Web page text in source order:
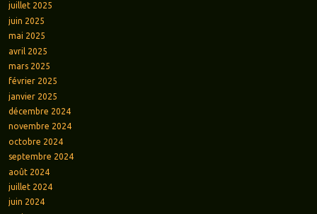
juillet 2025
juin 2025
mai 2025
avril 2025
mars 2025
février 2025
janvier 2025
décembre 2024
novembre 2024
octobre 2024
septembre 2024
août 2024
juillet 2024
juin 2024